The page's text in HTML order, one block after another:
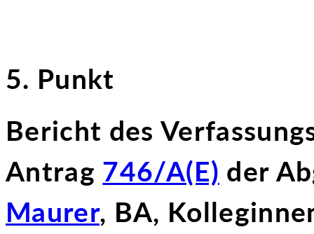
5. Punkt
Bericht des
Antrag 746/A(E) der
Maurer, BA,